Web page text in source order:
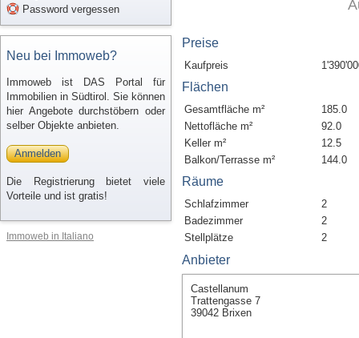
Password vergessen
Neu bei Immoweb?
Immoweb ist DAS Portal für
Immobilien in Südtirol. Sie können
hier Angebote durchstöbern oder
selber Objekte anbieten.
Anmelden
Die Registrierung bietet viele
Vorteile und ist gratis!
Immoweb in Italiano
Preise
Kaufpreis
Flächen
Gesamtfläche m²
185.0
Nettofläche m²
92.0
Keller m²
12.5
Balkon/Terrasse m²
144.0
Räume
Schlafzimmer
2
Badezimmer
2
Stellplätze
2
Anbieter
Castellanum
Trattengasse 7
39042 Brixen